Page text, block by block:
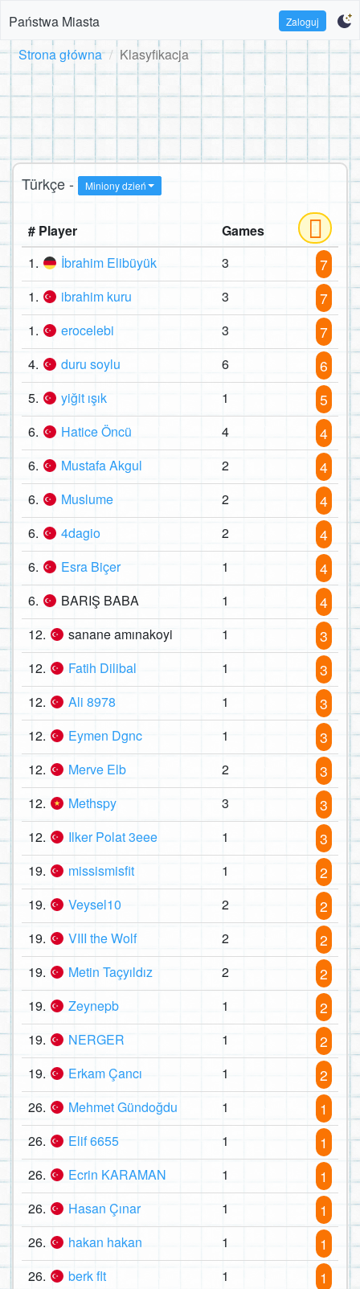
Państwa Miasta Zaloguj
Strona główna Klasyfikacja
Türkçe - Miniony dzień
# Player
Games
1.
İbrahim Elibüyük 3 7
1. ibrahim kuru 3 7
1. erocelebi 3 7
4. duru soylu 6 6
5. yiğit ışık 1 5
6. Hatice Öncü 4 4
6. Mustafa Akgul 2 4
6. Muslume 2 4
6. 4dagio 2 4
6. Esra Biçer 1 4
6. BARIŞ BABA 1 4
12. sanane amınakoyi 1 3
12. Fatih Dilibal 1 3
12. Ali 8978 1 3
12. Eymen Dgnc 1 3
12. Merve Elb 2 3
12. Methspy 3 3
12. Ilker Polat 3eee 1 3
19. missismisfit 1 2
19. Veysel10 2 2
19. VIII the Wolf 2 2
19. Metin Taçyıldız 2 2
19. Zeynepb 1 2
19. NERGER 1 2
19. Erkam Çancı 1 2
26. Mehmet Gündoğdu 1 1
26. Elif 6655 1 1
26. Ecrin KARAMAN 1 1
26. Hasan Çınar 1 1
26. hakan hakan 1 1
26. berk flt 1 1